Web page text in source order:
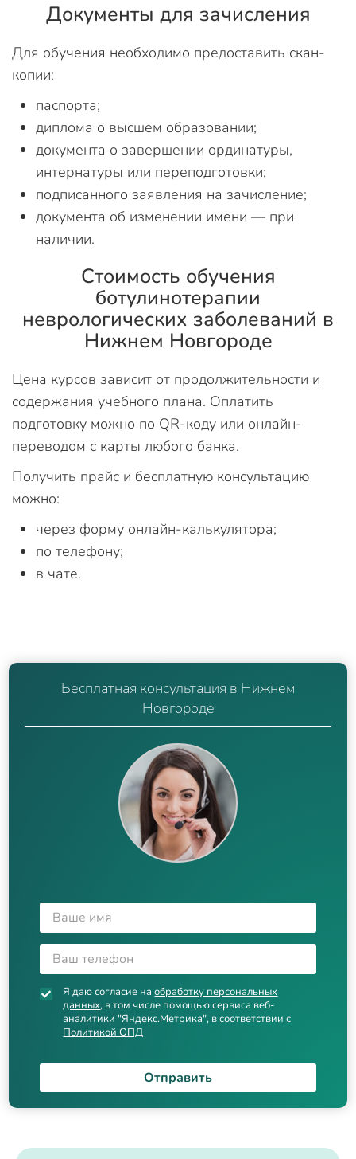
Документы для зачисления
Для обучения необходимо предоставить скан-
копии:
паспорта;
диплома о высшем образовании;
документа о завершении ординатуры,
интернатуры или переподготовки;
подписанного заявления на зачисление;
документа об изменении имени — при
наличии.
Стоимость обучения
ботулинотерапии
неврологических заболеваний в
Нижнем Новгороде
Цена курсов зависит от продолжительности и
содержания учебного плана. Оплатить
подготовку можно по QR-коду или онлайн-
переводом с карты любого банка.
Получить прайс и бесплатную консультацию
можно:
через форму онлайн-калькулятора;
по телефону;
в чате.
Бесплатная консультация в Нижнем
Новгороде
Я даю согласие наобработку персональных
данных, в том числе помощью сервиса веб-
аналитики "Яндекс.Метрика", в соответствии с
Политикой ОПД
Отправить